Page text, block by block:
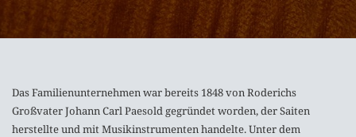
Das Familienunternehmen war bereits 1848 von Roderichs
Großvater Johann Carl Paesold gegründet worden, der Saiten
herstellte und mit Musikinstrumenten handelte. Unter dem